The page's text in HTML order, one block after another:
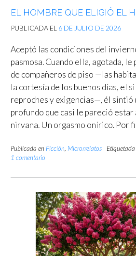
EL HOMBRE QUE ELIGIÓ EL
PUBLICADA EL 6 DE JULIO DE 2026
Aceptó las condiciones del
pasmosa. Cuando ella, agotada, le
de compañeros de piso —las
la cortesía de los buenos días, el
reproches y exigencias—, él sintió
profundo que casi le pareció estar
nirvana. Un orgasmo onírico. Por
Publicada en Ficción, Microrrelatos
1 comentario